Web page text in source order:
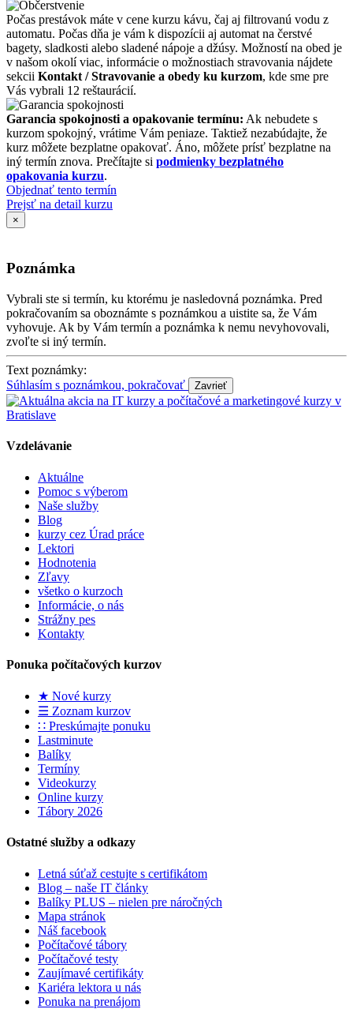
Počas prestávok máte v cene kurzu kávu, čaj aj filtrovanú vodu z
automatu. Počas dňa je vám k dispozícii aj automat na čerstvé
bagety, sladkosti alebo sladené nápoje a džúsy. Možností na obed je
v našom okolí viac, informácie o možnostiach stravovania nájdete
sekcii Kontakt / Stravovanie a obedy ku kurzom, kde sme pre
Vás vybrali 12 reštaurácií.
Garancia spokojnosti a opakovanie termínu: Ak nebudete s
kurzom spokojný, vrátime Vám peniaze. Taktiež nezabúdajte, že
kurz môžete bezplatne opakovať. Áno, môžete prísť bezplatne na
iný termín znova. Prečítajte si podmienky bezplatného
opakovania kurzu.
Objednať tento termín
Prejsť na detail kurzu
×
Poznámka
Vybrali ste si termín, ku ktorému je nasledovná poznámka. Pred
pokračovaním sa oboznámte s poznámkou a uistite sa, že Vám
vyhovuje. Ak by Vám termín a poznámka k nemu nevyhovovali,
zvoľte si iný termín.
Text poznámky:
Súhlasím s poznámkou, pokračovať
Vzdelávanie
Aktuálne
Pomoc s výberom
Naše služby
Blog
kurzy cez Úrad práce
Lektori
Hodnotenia
Zľavy
všetko o kurzoch
Informácie, o nás
Strážny pes
Kontakty
Ponuka počítačových kurzov
★ Nové kurzy
☰ Zoznam kurzov
∷ Preskúmajte ponuku
Lastminute
Balíky
Termíny
Videokurzy
Online kurzy
Tábory 2026
Ostatné služby a odkazy
Letná súťaž cestujte s certifikátom
Blog – naše IT články
Balíky PLUS – nielen pre náročných
Mapa stránok
Náš facebook
Počítačové tábory
Počítačové testy
Zaujímavé certifikáty
Kariéra lektora u nás
Ponuka na prenájom